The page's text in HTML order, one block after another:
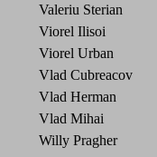
Valeriu Sterian
Viorel Ilisoi
Viorel Urban
Vlad Cubreacov
Vlad Herman
Vlad Mihai
Willy Pragher